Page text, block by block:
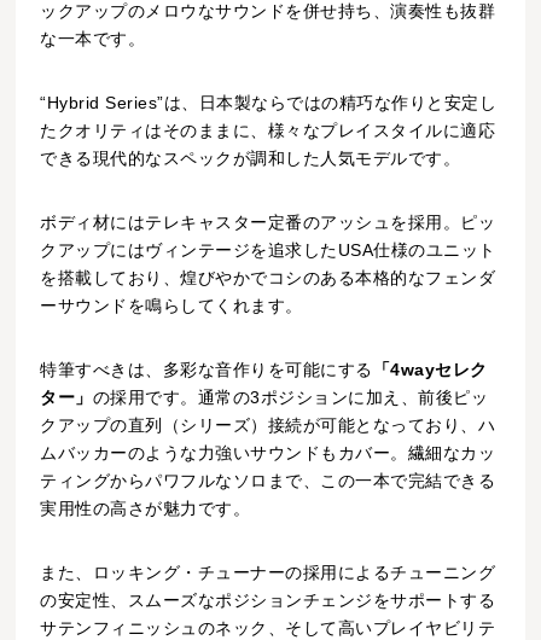
ックアップのメロウなサウンドを併せ持ち、演奏性も抜群
な一本です。
“Hybrid Series”は、日本製ならではの精巧な作りと安定し
たクオリティはそのままに、様々なプレイスタイルに適応
できる現代的なスペックが調和した人気モデルです。
ボディ材にはテレキャスター定番のアッシュを採用。ピッ
クアップにはヴィンテージを追求したUSA仕様のユニット
を搭載しており、煌びやかでコシのある本格的なフェンダ
ーサウンドを鳴らしてくれます。
特筆すべきは、多彩な音作りを可能にする
「4wayセレク
ター」 の採用です。通常の3ポジションに加え、前後ピッ
クアップの直列（シリーズ）接続が可能となっており、ハ
ムバッカーのような力強いサウンドもカバー。繊細なカッ
ティングからパワフルなソロまで、この一本で完結できる
実用性の高さが魅力です。
また、ロッキング・チューナーの採用によるチューニング
の安定性、スムーズなポジションチェンジをサポートする
サテンフィニッシュのネック、そして高いプレイヤビリテ